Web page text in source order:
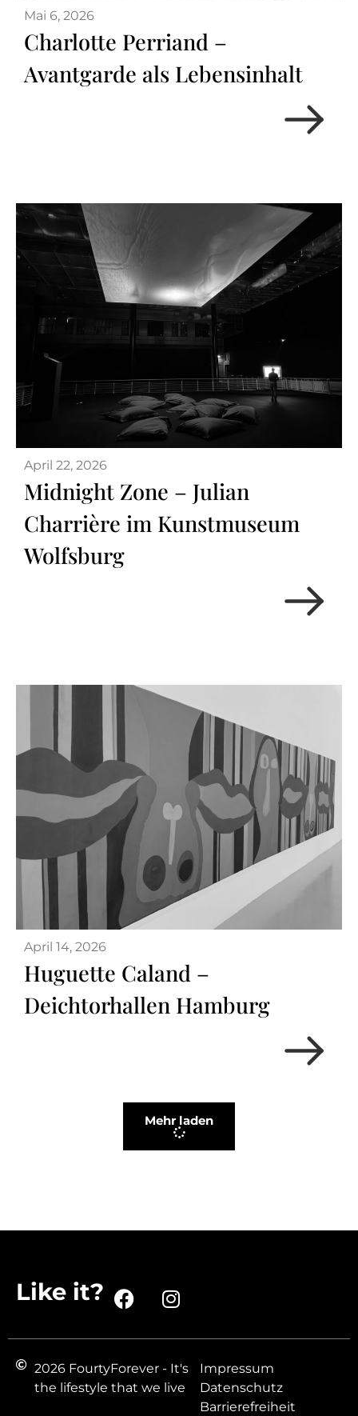
Mai 6, 2026
Charlotte Perriand –
Avantgarde als Lebensinhalt
April 22, 2026
Midnight Zone – Julian
Charrière im Kunstmuseum
Wolfsburg
April 14, 2026
Huguette Caland –
Deichtorhallen Hamburg
Mehr laden
Like it?
2026 FourtyForever - It's
the lifestyle that we live
Impressum
Datenschutz
Barrierefreiheit